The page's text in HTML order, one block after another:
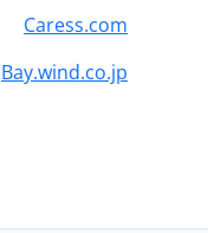
Caress.com
Bay.wind.co.jp